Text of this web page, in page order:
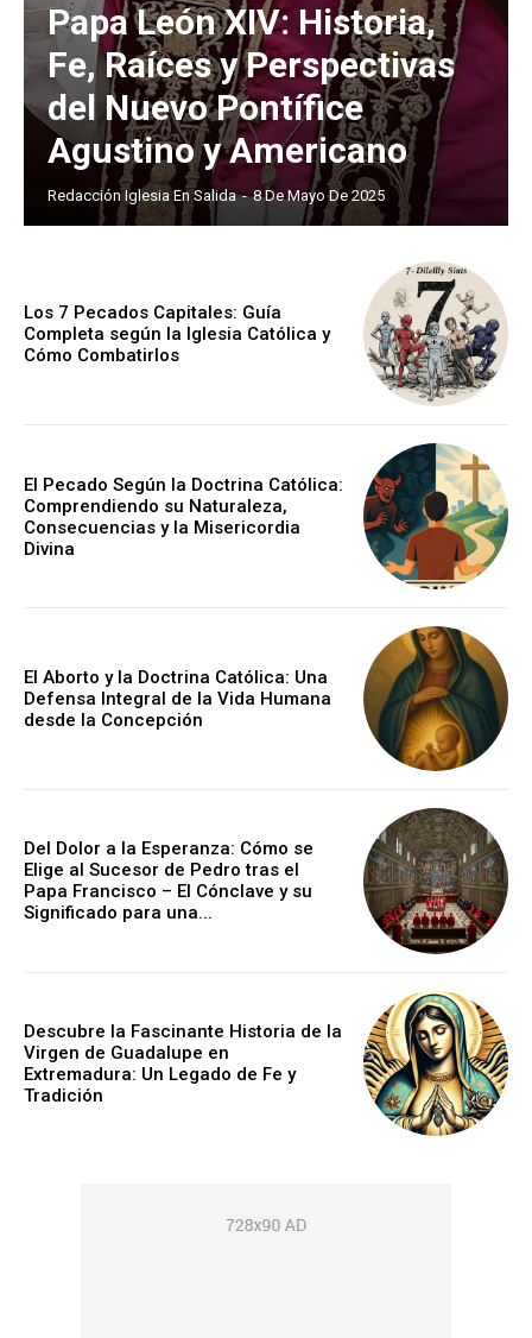
Papa León XIV: Historia,
Fe, Raíces y Perspectivas
del Nuevo Pontífice
Agustino y Americano
Redacción Iglesia En Salida - 8 De Mayo De 2025
Los 7 Pecados Capitales: Guía
Completa según la Iglesia Católica y
Cómo Combatirlos
El Pecado Según la Doctrina Católica:
Comprendiendo su Naturaleza,
Consecuencias y la Misericordia
Divina
El Aborto y la Doctrina Católica: Una
Defensa Integral de la Vida Humana
desde la Concepción
Del Dolor a la Esperanza: Cómo se
Elige al Sucesor de Pedro tras el
Papa Francisco – El Cónclave y su
Significado para una...
Descubre la Fascinante Historia de la
Virgen de Guadalupe en
Extremadura: Un Legado de Fe y
Tradición